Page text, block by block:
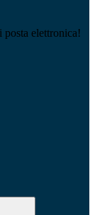
posta elettronica!